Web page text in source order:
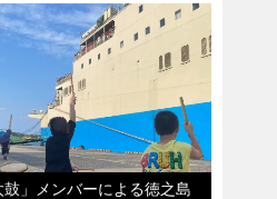
」メンバーによる徳之島